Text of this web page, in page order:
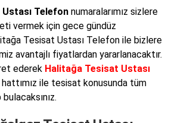
Telefon numaralarımız sizlere
vermek için gece gündüz
Tesisat Ustası Telefon ile bizlere
avantajlı fiyatlardan yararlanacaktır.
ederek Halitağa Tesisat Ustası
ile tesisat konusunda tüm